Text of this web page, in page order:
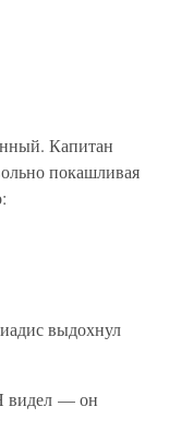
Капитан
покашливая
выдохнул
видел — он